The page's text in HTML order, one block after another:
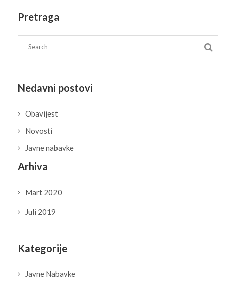
Pretraga
Nedavni postovi
Obavijest
Novosti
Javne nabavke
Arhiva
Mart 2020
Juli 2019
Kategorije
Javne Nabavke